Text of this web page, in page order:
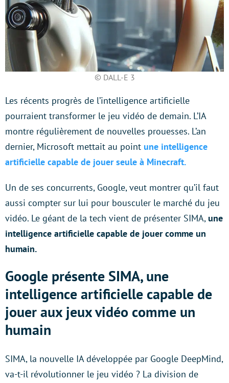
© DALL-E 3
Les récents progrès de l’intelligence artificielle
pourraient transformer le jeu vidéo de demain. L’IA
montre régulièrement de nouvelles prouesses. L’an
dernier, Microsoft mettait au point une intelligence
artificielle capable de jouer seule à Minecraft.
Un de ses concurrents, Google, veut montrer qu’il faut
aussi compter sur lui pour bousculer le marché du jeu
vidéo. Le géant de la tech vient de présenter SIMA, une
intelligence artificielle capable de jouer comme un
humain.
Google présente SIMA, une
intelligence artificielle capable de
jouer aux jeux vidéo comme un
humain
SIMA, la nouvelle IA développée par Google DeepMind,
va-t-il révolutionner le jeu vidéo ? La division de